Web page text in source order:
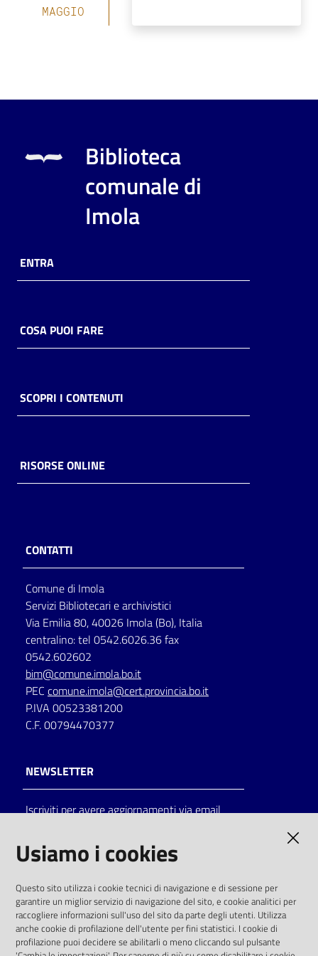
MAGGIO
Biblioteca
comunale di
Imola
ENTRA
COSA PUOI FARE
SCOPRI I CONTENUTI
RISORSE ONLINE
CONTATTI
Comune di Imola
Servizi Bibliotecari e archivistici
Via Emilia 80, 40026 Imola (Bo), Italia
centralino: tel 0542.6026.36 fax
0542.602602
bim@comune.imola.bo.it
PEC comune.imola@cert.provincia.bo.it
P.IVA 00523381200
C.F. 00794470377
NEWSLETTER
Iscriviti per avere aggiornamenti via email
solo alle condizioni previste dalla direttiva
comunitaria 2003/98/CE e dal d.lgs. 36/2006
SOCIAL
Usiamo i cookies
Questo sito utilizza i cookie tecnici di navigazione e di sessione per
garantire un miglior servizio di navigazione del sito, e cookie analitici per
raccogliere informazioni sull'uso del sito da parte degli utenti. Utilizza
anche cookie di profilazione dell'utente per fini statistici. I cookie di
profilazione puoi decidere se abilitarli o meno cliccando sul pulsante